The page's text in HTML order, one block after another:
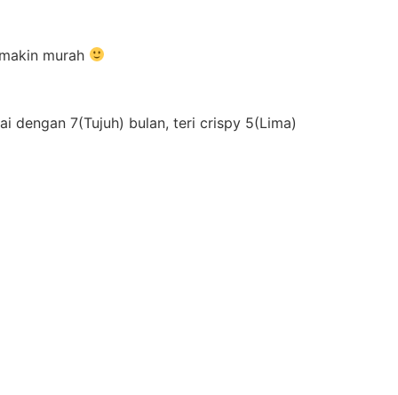
murah
dengan 7(Tujuh) bulan, teri crispy 5(Lima)